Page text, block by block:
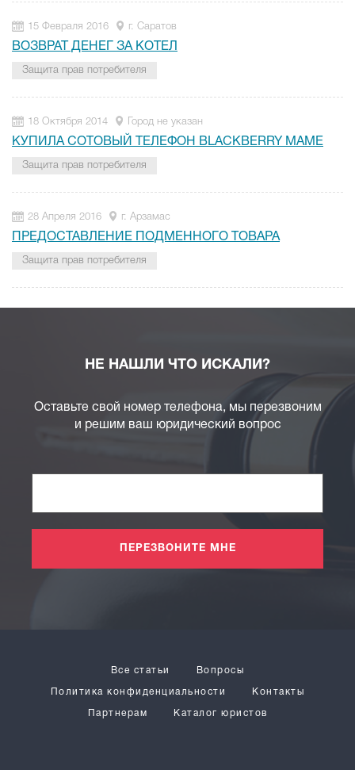
15 Февраля 2016 г. Саратов
ВОЗВРАТ ДЕНЕГ ЗА КОТЕЛ
Защита прав потребителя
18 Октября 2014 Город не указан
КУПИЛА СОТОВЫЙ ТЕЛЕФОН BLACKBERRY МАМЕ
Защита прав потребителя
28 Апреля 2016 г. Арзамас
ПРЕДОСТАВЛЕНИЕ ПОДМЕННОГО ТОВАРА
Защита прав потребителя
НЕ НАШЛИ ЧТО ИСКАЛИ?
Оставьте свой номер телефона, мы перезвоним
и решим ваш юридический вопрос
ПЕРЕЗВОНИТЕ МНЕ
Все статьи Вопросы
Политика конфиденциальности Контакты
Партнерам Каталог юристов